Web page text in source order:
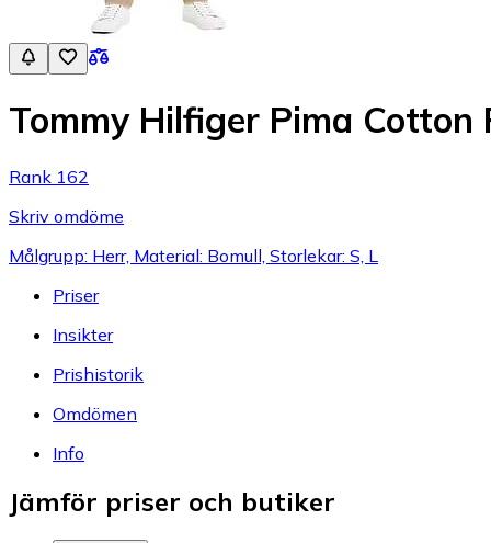
Tommy Hilfiger Pima Cotton
Rank 162
Skriv omdöme
Målgrupp: Herr, Material: Bomull, Storlekar: S, L
Priser
Insikter
Prishistorik
Omdömen
Info
Jämför priser och butiker